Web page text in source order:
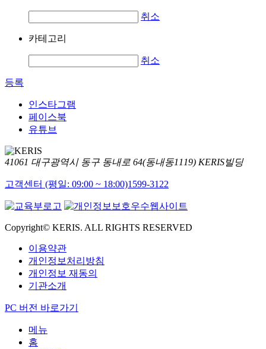
취소
카테고리
취소
등록
인스타그램
페이스북
유튜브
41061 대구광역시 동구 동내로 64(동내동1119) KERIS빌딩
고객센터 (평일: 09:00 ~ 18:00)1599-3122
Copyright© KERIS. ALL RIGHTS RESERVED
이용약관
개인정보처리방침
개인정보 재동의
기관소개
PC 버전 바로가기
메뉴
홈